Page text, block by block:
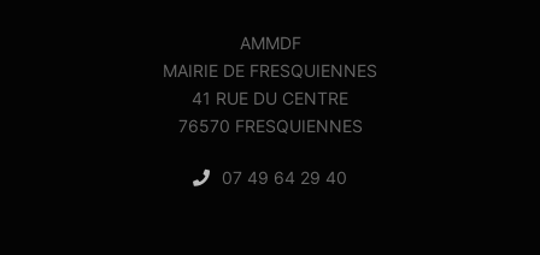
AMMDF
MAIRIE DE FRESQUIENNES
41 RUE DU CENTRE
76570 FRESQUIENNES
07 49 64 29 40